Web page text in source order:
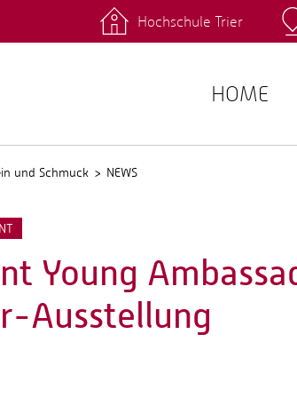
Fachrichtungen Hochschule Trier
HOME
und Schmuck NEWS
Young
Ausstellung